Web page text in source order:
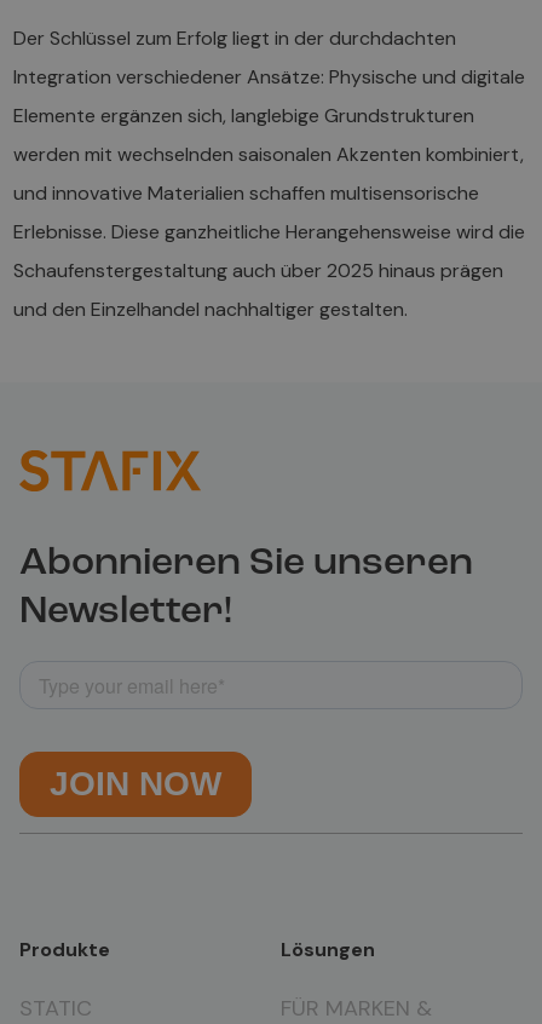
Der Schlüssel zum Erfolg liegt in der durchdachten
Integration verschiedener Ansätze: Physische und digitale
Elemente ergänzen sich, langlebige Grundstrukturen
werden mit wechselnden saisonalen Akzenten kombiniert,
und innovative Materialien schaffen multisensorische
Erlebnisse. Diese ganzheitliche Herangehensweise wird die
Schaufenstergestaltung auch über 2025 hinaus prägen
und den Einzelhandel nachhaltiger gestalten.
Abonnieren Sie unseren
Newsletter!
Produkte
STATIC
Lösungen
FÜR MARKEN &